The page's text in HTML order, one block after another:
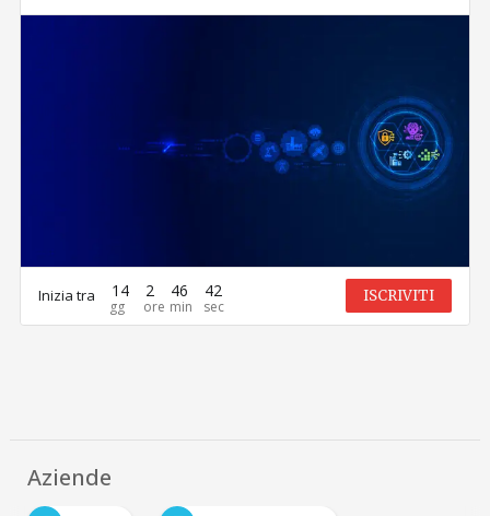
Inizia tra 14 2 46 42 ISCRIVITI
Aziende